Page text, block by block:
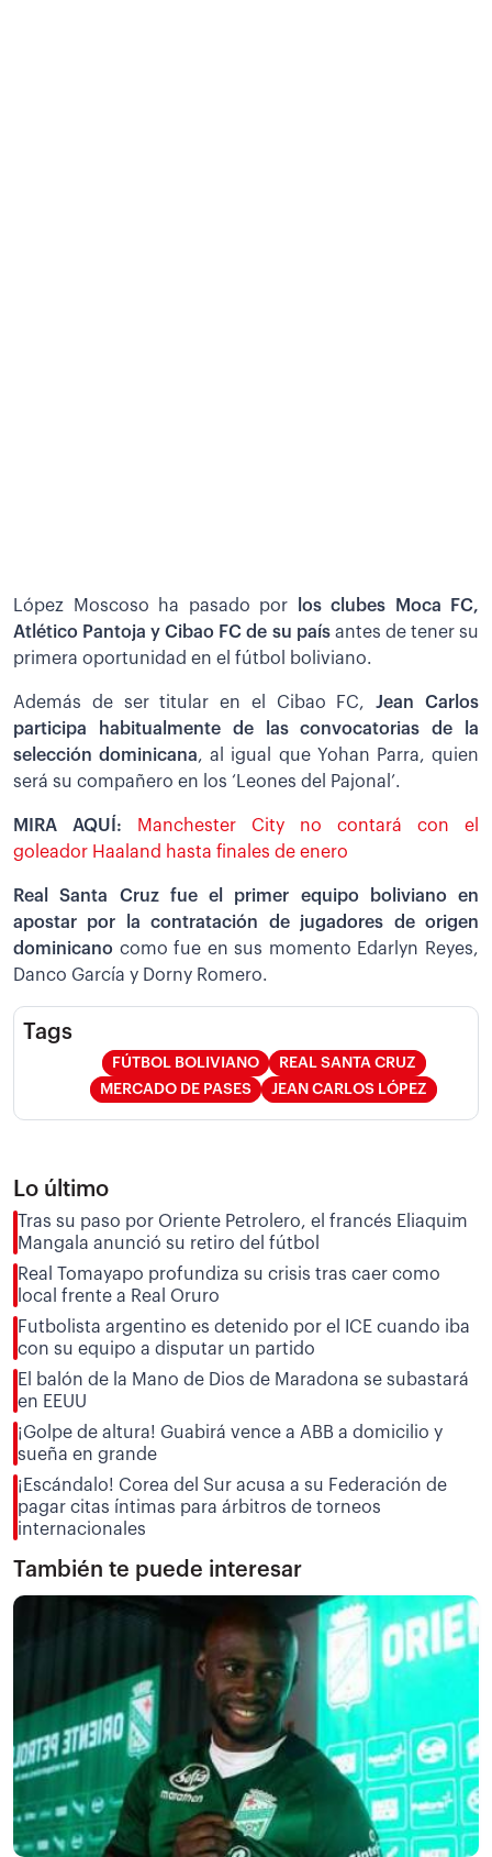
López Moscoso ha pasado por los clubes Moca FC,
Atlético Pantoja y Cibao FC de su paísantes de tener su
primera oportunidad en el fútbol boliviano.
Además de ser titular en el Cibao FC,Jean Carlos
participa habitualmente de las convocatorias de la
selección dominicana, al igual que Yohan Parra, quien
será su compañero en los ‘Leones del Pajonal’.
MIRA AQUÍ:
Manchester City no contará con el
goleador Haaland hasta finales de enero
Real Santa Cruz fue el primer equipo boliviano en
apostar por la contratación de jugadores de origen
dominicano como fue en sus momento Edarlyn Reyes,
Danco García y Dorny Romero.
Tags
FÚTBOL BOLIVIANO
REAL SANTA CRUZ
MERCADO DE PASES
JEAN CARLOS LÓPEZ
Lo último
Tras su paso por Oriente Petrolero, el francés Eliaquim
Mangala anunció su retiro del fútbol
Real Tomayapo profundiza su crisis tras caer como
local frente a Real Oruro
Futbolista argentino es detenido por el ICE cuando iba
con su equipo a disputar un partido
El balón de la Mano de Dios de Maradona se subastará
en EEUU
¡Golpe de altura! Guabirá vence a ABB a domicilio y
sueña en grande
¡Escándalo! Corea del Sur acusa a su Federación de
pagar citas íntimas para árbitros de torneos
internacionales
También te puede interesar